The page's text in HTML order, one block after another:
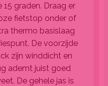
graden. Draag er
fietstop onder of
thermo basislaag
De voorzijde
zijn winddicht en
ademt juist goed
De gehele jas is